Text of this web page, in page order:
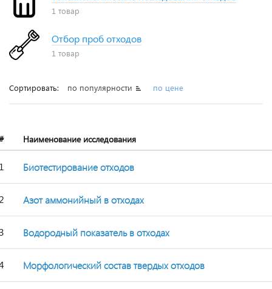
1 товар
Отбор проб отходов
1 товар
Сортировать: по популярности по цене
Наименование исследования
Биотестирование отходов
Азот аммонийный в отходах
Водородный показатель в отходах
Морфологический состав твердых отходов